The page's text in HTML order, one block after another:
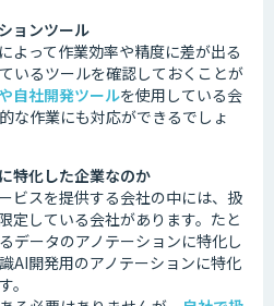
ョンツール
よって作業効率や精度に差が出る
いるツールを確認しておくことが
自社開発ツールを使用している会
な作業にも対応ができるでしょ
特化した企業なのか
ビスを提供する会社の中には、扱
定している会社があります。 たと
データのアノテーションに特化し
AI開発用のアノテーションに特化
。